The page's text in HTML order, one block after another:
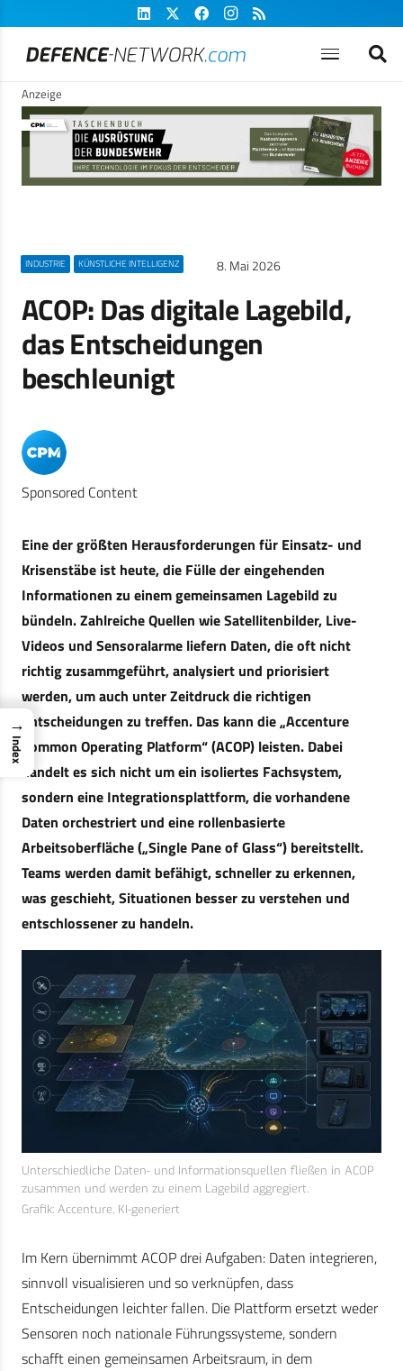
Anzeige
INDUSTRIE KÜNSTLICHE INTELLIGENZ 8. Mai 2026
ACOP: Das digitale Lagebild,
das Entscheidungen
beschleunigt
Sponsored Content
Eine der größten Herausforderungen für Einsatz- und
Krisenstäbe ist heute, die Fülle der eingehenden
Informationen zu einem gemeinsamen Lagebild zu
bündeln. Zahlreiche Quellen wie Satellitenbilder, Live-
Videos und Sensoralarme liefern Daten, die oft nicht
richtig zusammgeführt, analysiert und priorisiert
werden, um auch unter Zeitdruck die richtigen
Entscheidungen zu treffen. Das kann die „Accenture
Common Operating Platform“ (ACOP) leisten. Dabei
handelt es sich nicht um ein isoliertes Fachsystem,
sondern eine Integrationsplattform, die vorhandene
Daten orchestriert und eine rollenbasierte
Arbeitsoberfläche („Single Pane of Glass“) bereitstellt.
Teams werden damit befähigt, schneller zu erkennen,
was geschieht, Situationen besser zu verstehen und
entschlossener zu handeln.
Unterschiedliche Daten- und Informationsquellen fließen in ACOP
zusammen und werden zu einem Lagebild aggregiert.
Grafik: Accenture, KI-generiert
Im Kern übernimmt ACOP drei Aufgaben: Daten integrieren,
sinnvoll visualisieren und so verknüpfen, dass
Entscheidungen leichter fallen. Die Plattform ersetzt weder
Sensoren noch nationale Führungssysteme, sondern
schafft einen gemeinsamen Arbeitsraum, in dem
→
Index